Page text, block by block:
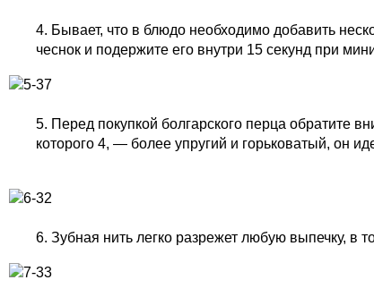
4. Бывает, что в блюдо необходимо добавить
чеснок и подержите его внутри 15 секунд при
5. Перед покупкой болгарского перца обратите
которого 4, — более упругий и горьковатый, он
6. Зубная нить легко разрежет любую выпечку, в